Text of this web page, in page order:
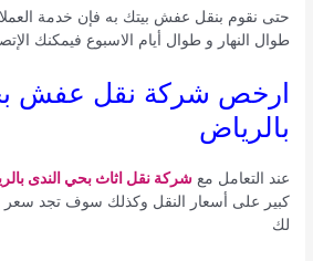
حتى نقوم بنقل عفش بيتك به فإن خدمة
طوال النهار و طوال أيام الاسبوع فيمكنك
ارخص شركة نقل عفش
بالرياض
عند التعامل معشركة نقل اثاث بحي الندى
كبير على أسعار النقل وكذلك سوف تجد سعر
لك